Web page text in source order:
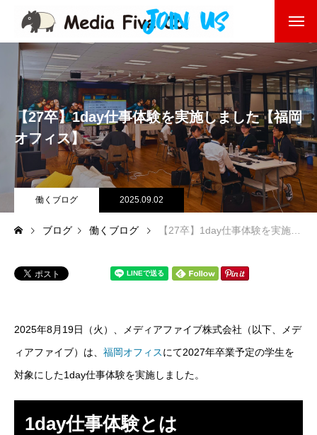
企業を知る About
企業理念
代表挨拶
会社沿革
会社概要
東京オフィス
福岡オフィス
SI事業
ITアウトソーシング事業
【27卒】1day仕事体験を実施しました【福岡
オフィス】
働くブログ 2025.09.02
ブログ 働くブログ 【27卒】1day仕事体験を実施しました【福岡オフィス】
2025年8月19日（火）、メディアファイブ株式会社（以下、メデ
ィアファイブ）は、 福岡オフィスにて2027年卒業予定の学生を
対象にした1day仕事体験を実施しました。
1day仕事体験とは